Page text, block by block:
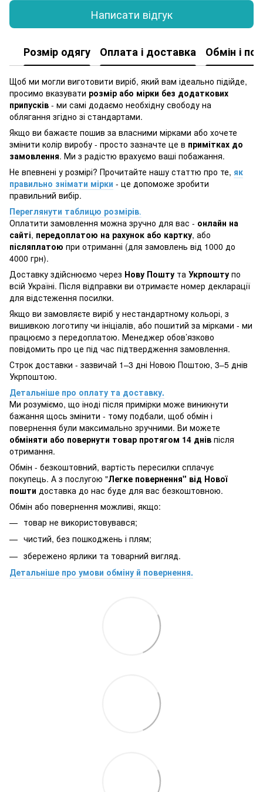
Написати відгук
Розмір одягу Оплата і доставка Обмін і
Щоб ми могли виготовити виріб, який вам ідеально підійде,
просимо вказувати розмір або мірки без додаткових
припусків - ми самі додаємо необхідну свободу на
облягання згідно зі стандартами.
Якщо ви бажаєте пошив за власними мірками або хочете
змінити колір виробу - просто зазначте це в примітках до
замовлення. Ми з радістю врахуємо ваші побажання.
Не впевнені у розмірі? Прочитайте нашу статтю про те, як
правильно знімати мірки - це допоможе зробити
правильний вибір.
Переглянути таблицю розмірів.
Оплатити замовлення можна зручно для вас - онлайн на
сайті, передоплатою на рахунок або картку, або
післяплатою при отриманні (для замовлень від 1000 до
4000 грн).
Доставку здійснюємо через Нову Пошту та Укрпошту по
всій Україні. Після відправки ви отримаєте номер декларації
для відстеження посилки.
Якщо ви замовляєте виріб у нестандартному кольорі, з
вишивкою логотипу чи ініціалів, або пошитий за мірками - ми
працюємо з передоплатою. Менеджер обов’язково
повідомить про це під час підтвердження замовлення.
Строк доставки - зазвичай 1–3 дні Новою Поштою, 3–5 днів
Укрпоштою.
Детальніше про оплату та доставку.
Ми розуміємо, що іноді після примірки може виникнути
бажання щось змінити - тому подбали, щоб обмін і
повернення були максимально зручними. Ви можете
обміняти або повернути товар протягом 14 днів після
отримання.
Обмін - безкоштовний, вартість пересилки сплачує
покупець. А з послугою "Легке повернення" від Нової
пошти доставка до нас буде для вас безкоштовною.
Обмін або повернення можливі, якщо:
товар не використовувався;
чистий, без пошкоджень і плям;
збережено ярлики та товарний вигляд.
Детальніше про умови обміну й повернення.